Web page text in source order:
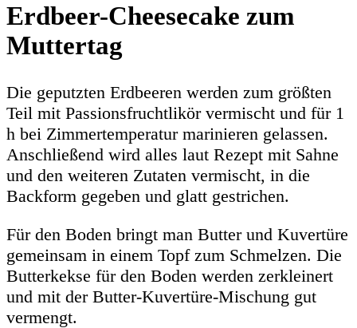
Erdbeer-Cheesecake zum
Muttertag
Die geputzten Erdbeeren werden zum größten
Teil mit Passionsfruchtlikör vermischt und für 1
h bei Zimmertemperatur marinieren gelassen.
Anschließend wird alles laut Rezept mit Sahne
und den weiteren Zutaten vermischt, in die
Backform gegeben und glatt gestrichen.
Für den Boden bringt man Butter und Kuvertüre
gemeinsam in einem Topf zum Schmelzen. Die
Butterkekse für den Boden werden zerkleinert
und mit der Butter-Kuvertüre-Mischung gut
vermengt.